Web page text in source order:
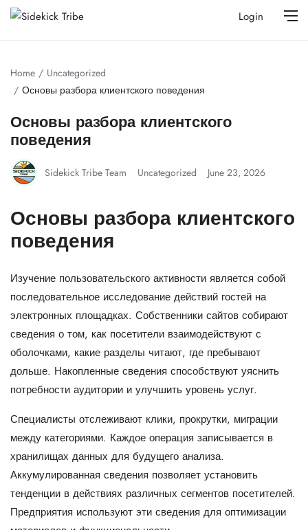
Login
Home
Uncategorized
Основы разбора клиентского поведения
Основы разбора клиентского
поведения
Sidekick Tribe Team Uncategorized June 23, 2026
Основы разбора клиентского
поведения
Изучение пользовательского активности является собой
последовательное исследование действий гостей на
электронных площадках. Собственники сайтов собирают
сведения о том, как посетители взаимодействуют с
оболочками, какие разделы читают, где пребывают
дольше. Накопленные сведения способствуют уяснить
потребности аудитории и улучшить уровень услуг.
Специалисты отслеживают клики, прокрутки, миграции
между категориями. Каждое операция записывается в
хранилищах данных для будущего анализа.
Аккумулированная сведения позволяет установить
тенденции в действиях различных сегментов посетителей.
Предприятия используют эти сведения для оптимизации